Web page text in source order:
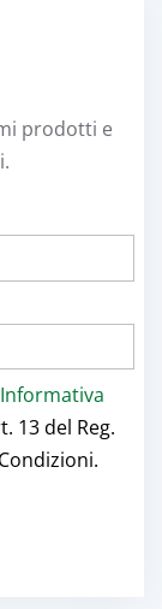
prodotti e
Informativa
13 del Reg.